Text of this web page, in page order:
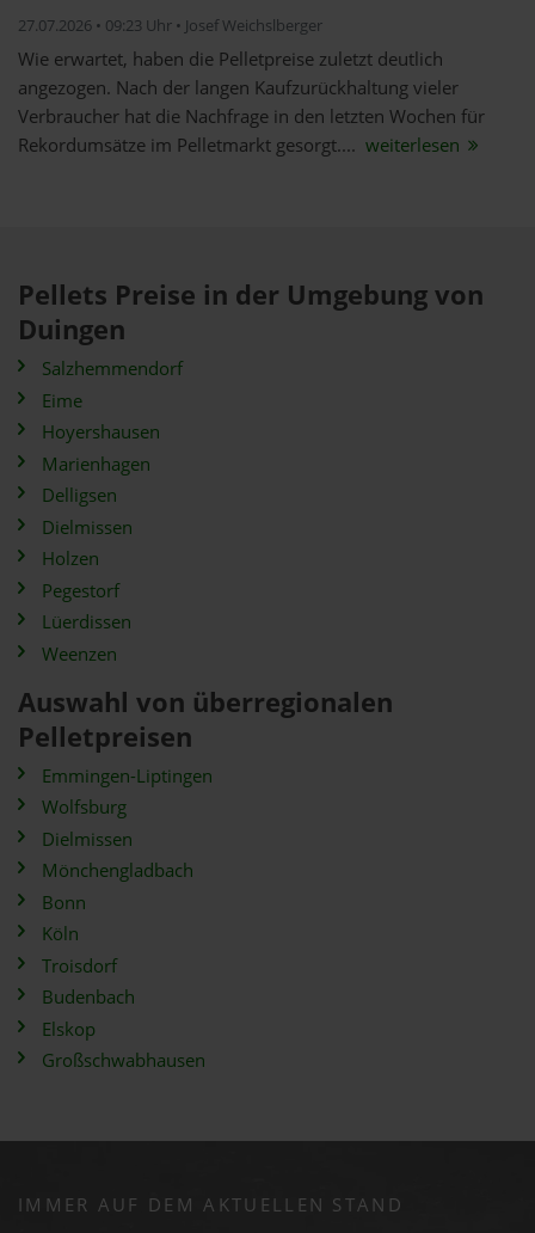
27.07.2026 • 09:23 Uhr • Josef Weichslberger
Wie erwartet, haben die Pelletpreise zuletzt deutlich
angezogen. Nach der langen Kaufzurückhaltung vieler
Verbraucher hat die Nachfrage in den letzten Wochen für
Rekordumsätze im Pelletmarkt gesorgt.... weiterlesen
Pellets Preise in der Umgebung von
Duingen
Salzhemmendorf
Eime
Hoyershausen
Marienhagen
Delligsen
Dielmissen
Holzen
Pegestorf
Lüerdissen
Weenzen
Auswahl von überregionalen
Pelletpreisen
Emmingen-Liptingen
Wolfsburg
Dielmissen
Mönchengladbach
Bonn
Köln
Troisdorf
Budenbach
Elskop
Großschwabhausen
IMMER AUF DEM AKTUELLEN STAND